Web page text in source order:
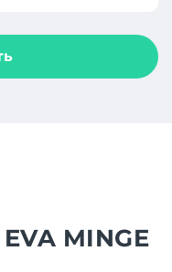
MINGE